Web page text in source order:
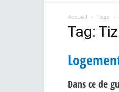
Accueil Tags
Tag:
Dans ce de